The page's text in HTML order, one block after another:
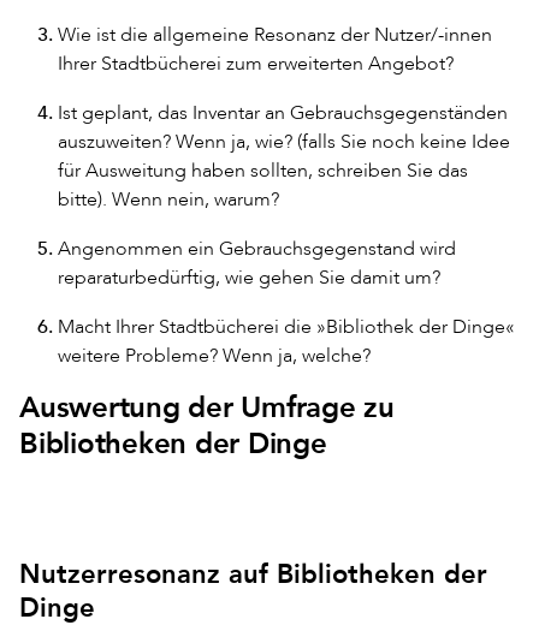
Wie ist die allgemeine Resonanz der Nutzer/-innen
Ihrer Stadtbücherei zum erweiterten Angebot?
Ist geplant, das Inventar an Gebrauchsgegenständen
auszuweiten? Wenn ja, wie? (falls Sie noch keine Idee
für Ausweitung haben sollten, schreiben Sie das
bitte). Wenn nein, warum?
Angenommen ein Gebrauchsgegenstand wird
reparaturbedürftig, wie gehen Sie damit um?
Macht Ihrer Stadtbücherei die »Bibliothek der Dinge«
weitere Probleme? Wenn ja, welche?
Auswertung der Umfrage zu
Bibliotheken der Dinge
Nutzerresonanz auf Bibliotheken der
Dinge